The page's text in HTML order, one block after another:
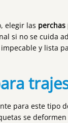
elegir las perchas
si no se cuida
y lista
para este tipo
se